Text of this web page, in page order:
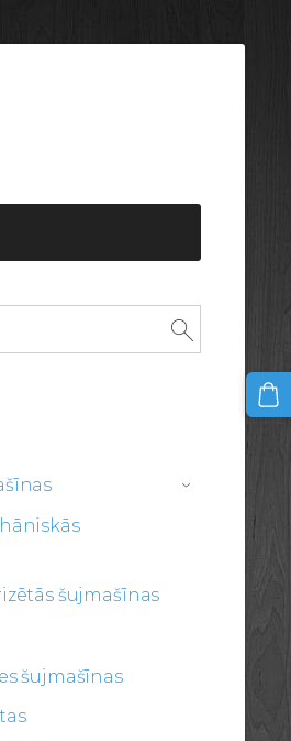
›
šujmašīnas
šujmašīnas